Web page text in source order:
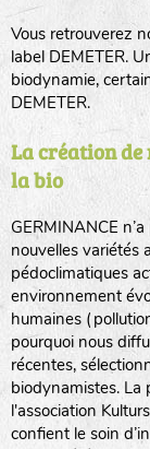
Vous retrouverez
label DEMETER.
biodynamie,
DEMETER.
La création de
la bio
GERMINANCE
nouvelles variétés
pédoclimatiques
environnement
humaines
pourquoi nous
récentes,
biodynamistes. La
l'association
confient le soin
DE
GRAINE
: Engrais
L: Légumes
A:
BEL : Code de la
20 : Année de
BPA : Initiales du
semence.
1 : Numéro
A : Sans calibre.
G: Gros
M: Moyen
P: Petit
Légumes